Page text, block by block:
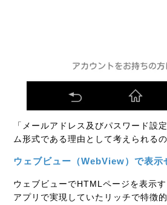
「メールアドレス及びパスワード設
ム形式である理由として考えられる
ウェブビュー（WebView）で表示
ウェブビューでHTMLページを表示
アプリで実現していたリッチで特徴